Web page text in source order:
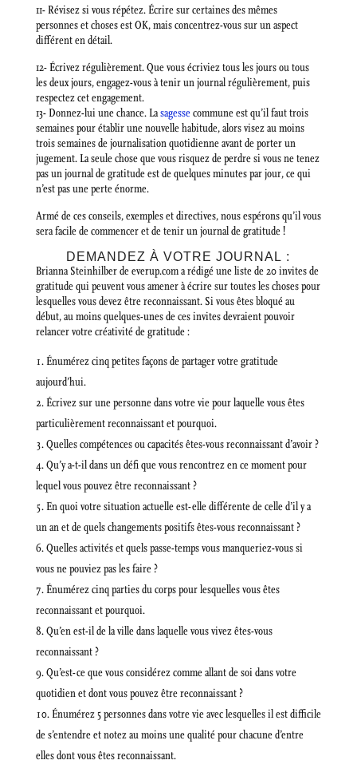
11- Révisez si vous répétez. Écrire sur certaines des mêmes
personnes et choses est OK, mais concentrez-vous sur un aspect
différent en détail.
12- Écrivez régulièrement. Que vous écriviez tous les jours ou tous
les deux jours, engagez-vous à tenir un journal régulièrement, puis
respectez cet engagement.
13- Donnez-lui une chance. Lasagessecommune est qu’il faut trois
semaines pour établir une nouvelle habitude, alors visez au moins
trois semaines de journalisation quotidienne avant de porter un
jugement. La seule chose que vous risquez de perdre si vous ne tenez
pas un journal de gratitude est de quelques minutes par jour, ce qui
n’est pas une perte énorme.
Armé de ces conseils, exemples et directives, nous espérons qu’il vous
sera facile de commencer et de tenir un journal de gratitude !
DEMANDEZ À VOTRE JOURNAL :
Brianna Steinhilber de everup.com a rédigé une liste de 20 invites de
gratitude qui peuvent vous amener à écrire sur toutes les choses pour
lesquelles vous devez être reconnaissant. Si vous êtes bloqué au
début, au moins quelques-unes de ces invites devraient pouvoir
relancer votre créativité de gratitude :
Énumérez cinq petites façons de partager votre gratitude
aujourd’hui.
Écrivez sur une personne dans votre vie pour laquelle vous êtes
particulièrement reconnaissant et pourquoi.
Quelles compétences ou capacités êtes-vous reconnaissant d’avoir ?
Qu’y a-t-il dans un défi que vous rencontrez en ce moment pour
lequel vous pouvez être reconnaissant ?
En quoi votre situation actuelle est-elle différente de celle d’il y a
un an et de quels changements positifs êtes-vous reconnaissant ?
Quelles activités et quels passe-temps vous manqueriez-vous si
vous ne pouviez pas les faire ?
Énumérez cinq parties du corps pour lesquelles vous êtes
reconnaissant et pourquoi.
Qu’en est-il de la ville dans laquelle vous vivez êtes-vous
reconnaissant ?
Qu’est-ce que vous considérez comme allant de soi dans votre
quotidien et dont vous pouvez être reconnaissant ?
Énumérez 5 personnes dans votre vie avec lesquelles il est difficile
de s’entendre et notez au moins une qualité pour chacune d’entre
elles dont vous êtes reconnaissant.